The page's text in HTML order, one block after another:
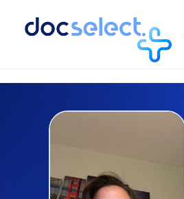
RETOUR À L'ANNUAIRE